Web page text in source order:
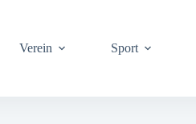
Verein Sport